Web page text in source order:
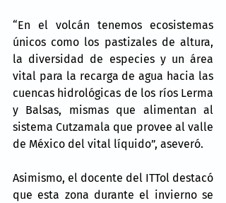
“En el volcán tenemos ecosistemas
únicos como los pastizales de altura,
la diversidad de especies y un área
vital para la recarga de agua hacia las
cuencas hidrológicas de los ríos Lerma
y Balsas, mismas que alimentan al
sistema Cutzamala que provee al valle
de México del vital líquido”, aseveró.
Asimismo, el docente del ITTol destacó
que esta zona durante el invierno se